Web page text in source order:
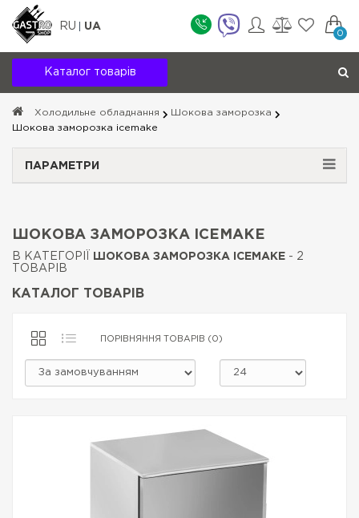
RU UA
0
Каталог товарів
Холодильне обладнання
Шокова заморозка
Шокова заморозка icemake
ПАРАМЕТРИ
ШОКОВА ЗАМОРОЗКА ICEMAKE
В КАТЕГОРІЇ ШОКОВА ЗАМОРОЗКА ICEMAKE - 2
ТОВАРІВ
КАТАЛОГ ТОВАРІВ
ПОРІВНЯННЯ ТОВАРІВ (0)